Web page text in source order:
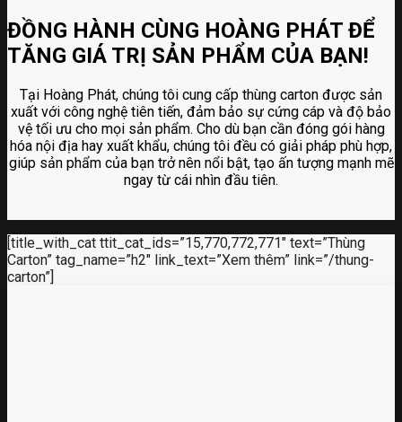
ĐỒNG HÀNH CÙNG HOÀNG PHÁT ĐỂ
TĂNG GIÁ TRỊ SẢN PHẨM CỦA BẠN!
Tại Hoàng Phát, chúng tôi cung cấp thùng carton được sản
xuất với công nghệ tiên tiến, đảm bảo sự cứng cáp và độ bảo
vệ tối ưu cho mọi sản phẩm. Cho dù bạn cần đóng gói hàng
hóa nội địa hay xuất khẩu, chúng tôi đều có giải pháp phù hợp,
giúp sản phẩm của bạn trở nên nổi bật, tạo ấn tượng mạnh mẽ
ngay từ cái nhìn đầu tiên.
[title_with_cat ttit_cat_ids=”15,770,772,771″ text=”Thùng
Carton” tag_name=”h2″ link_text=”Xem thêm” link=”/thung-
carton”]